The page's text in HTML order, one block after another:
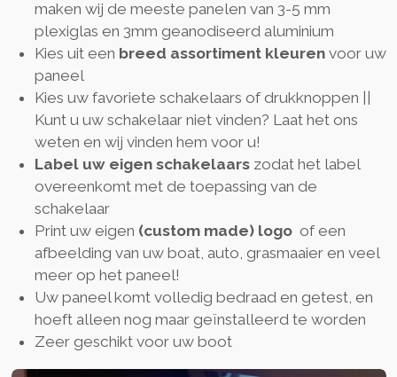
maken wij de meeste panelen van 3-5 mm
plexiglas en 3mm geanodiseerd aluminium
Kies uit een breed assortiment kleurenvoor uw
paneel
Kies uw favoriete schakelaars of drukknoppen ||
Kunt u uw schakelaar niet vinden? Laat het ons
weten en wij vinden hem voor u!
Label uw eigen schakelaars zodat het label
overeenkomt met de toepassing van de
schakelaar
Print uw eigen (custom made) logoof een
afbeelding van uw boat, auto, grasmaaier en veel
meer op het paneel!
Uw paneel komt volledig bedraad en getest, en
hoeft alleen nog maar geïnstalleerd te worden
Zeer geschikt voor uw boot